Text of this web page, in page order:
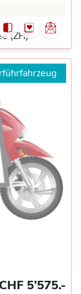
(ZH)
CHF 5’575.-